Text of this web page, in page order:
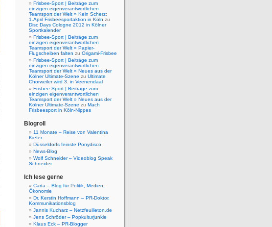
Frisbee-Sport | Beiträge zum
einzigen eigenverantwortlichen
Teamsport der Welt » Kein Scherz:
1.April Frisbeesportaktion in Köln zu
Disc Days Cologne 2012 in Kölner
Sportkalender
Frisbee-Sport | Beiträge zum
einzigen eigenverantwortlichen
Teamsport der Welt » Papier-
Flugscheiben falten zu Origami-Frisbee
Frisbee-Sport | Beiträge zum
einzigen eigenverantwortlichen
Teamsport der Welt » Neues aus der
Kölner Ultimate-Szene zu Ultimate
Chorweiler wird 3. in Veenendaal
Frisbee-Sport | Beiträge zum
einzigen eigenverantwortlichen
Teamsport der Welt » Neues aus der
Kölner Ultimate-Szene zu Mach
Frisbeesport in Köln-Nippes
Blogroll
11 Monate – Reise von Valentina
Kiefer
Düsseldorfs feinste Ponydisco
News-Blog
Wolf Schneider – Videoblog Speak
Schneider
Ich lese gerne
Carta – Blog für Politik, Medien,
Ökonomie
Dr. Kerstin Hoffmann – PR-Doktor.
Kommunikationsblog
Jannis Kucharz – Netzfeuilleton.de
Jens Schröder – Popkulturjunkie
Klaus Eck – PR-Blogger